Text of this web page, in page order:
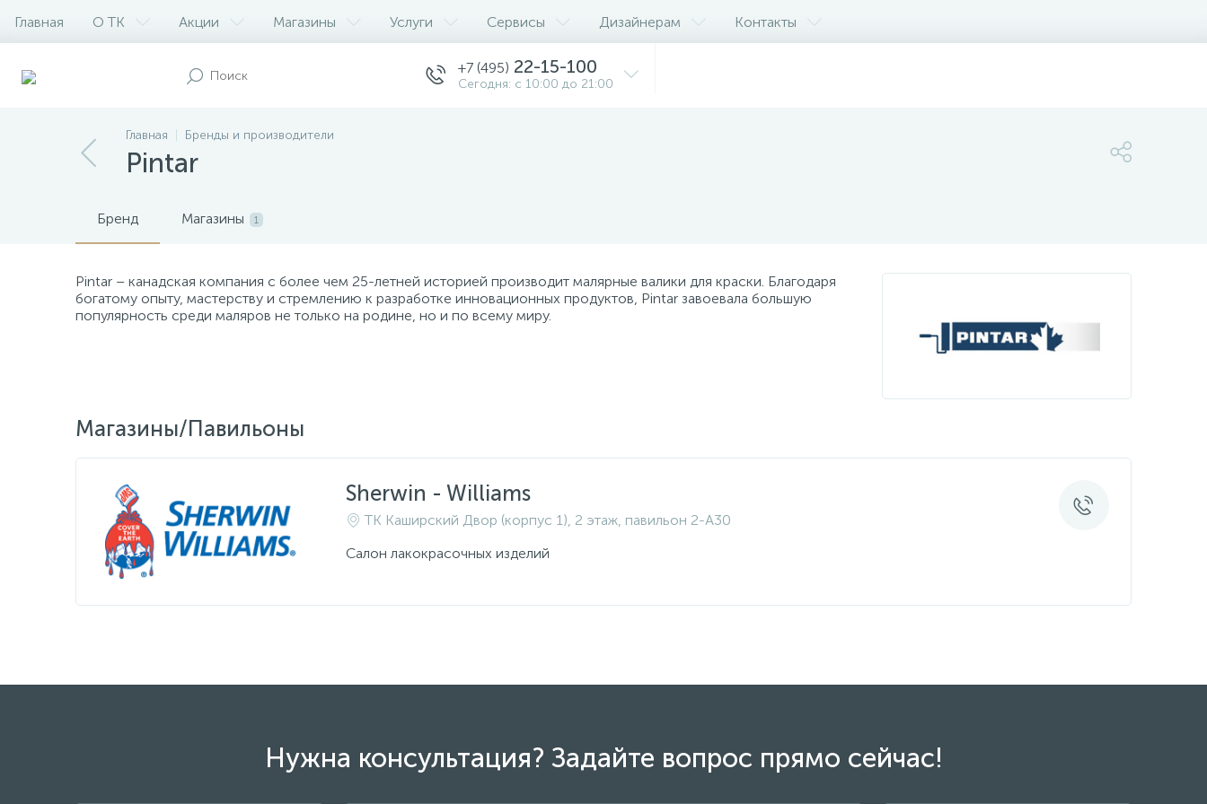
Главная О ТК Акции Магазины Услуги Сервисы Дизайнерам Контакты
+7 (495) 22-15-100
Сегодня: с 10:00 до 21:00
Главная Бренды и производители
Pintar
Бренд Магазины 1
Pintar – канадская компания с более чем 25-летней историей производит малярные валики для краски. Благодаря
богатому опыту, мастерству и стремлению к разработке инновационных продуктов, Pintar завоевала большую
популярность среди маляров не только на родине, но и по всему миру.
Магазины/Павильоны
Sherwin - Williams
ТК Каширский Двор (корпус 1), 2 этаж, павильон 2-A30
Салон лакокрасочных изделий
Нужна консультация? Задайте вопрос прямо сейчас!